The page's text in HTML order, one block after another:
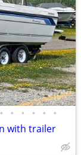
• • • • • •
with trailer